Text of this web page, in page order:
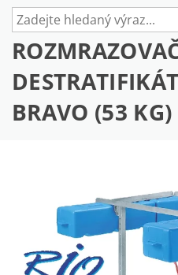
BRAVO (53 KG)